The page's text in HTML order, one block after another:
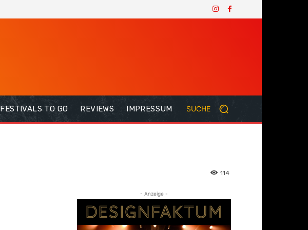
FESTIVALS TO GO REVIEWS IMPRESSUM SUCHE
114
- Anzeige -